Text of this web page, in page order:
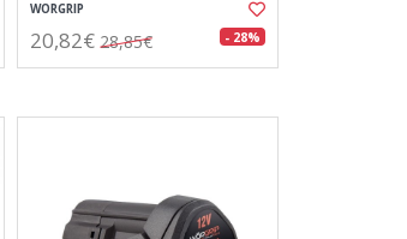
WORGRIP
20,82€ 28,85€ - 28%